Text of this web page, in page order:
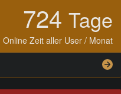
724 Tage
Online Zeit aller User / Monat